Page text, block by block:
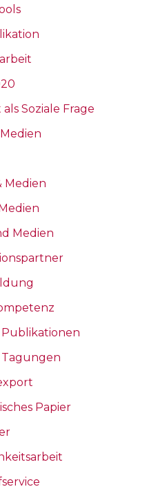
Soziale Frage
Medien
Medien
Publikationen
Tagungen
Papier